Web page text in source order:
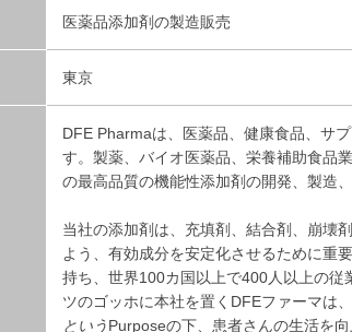
医薬品添加剤の製造販売
東京
DFE Pharmaは、医薬品、健康食品、サ
す。製薬、バイオ医薬品、栄養補助食品
の最高品質の機能性添加剤の開発、製造
当社の添加剤は、充填剤、結合剤、崩壊
よう、有効成分を安定化させるために重
持ち、世界100カ国以上で400人以上の
ツのゴッホに本社を置くDFEファーマは
というPurposeの下、患者さんの生活を